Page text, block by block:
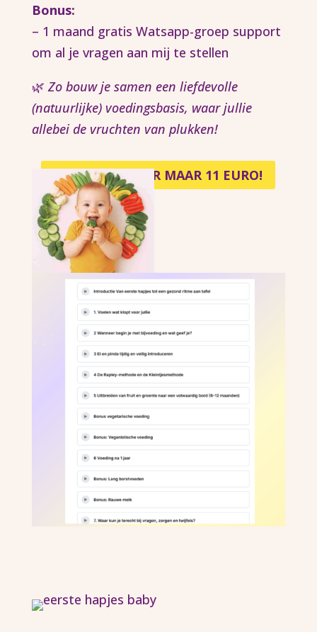
Bonus:
– 1 maand gratis Watsapp-groep support
om al je vragen aan mij te stellen
🌿 Zo bouw je samen een liefdevolle
(natuurlijke) voedingsbasis, waar jullie
allebei de vruchten van plukken!
ONTDEK NU VOOR MAAR 11 EURO!